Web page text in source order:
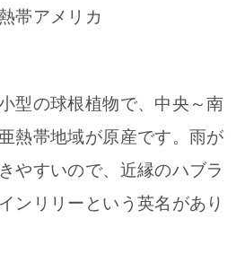
帯アメリカ
型の球根植物で、中央～南
熱帯地域が原産です。雨が
やすいので、近縁のハブラ
ンリリーという英名があり